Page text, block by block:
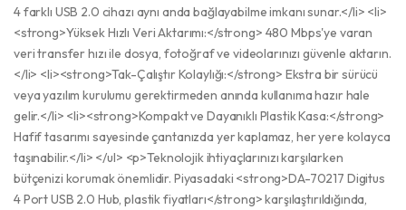
4 farklı USB 2.0 cihazı aynı anda bağlayabilme imkanı sunar.</li> <li>
<strong>Yüksek Hızlı Veri Aktarımı:</strong> 480 Mbps'ye varan
veri transfer hızı ile dosya, fotoğraf ve videolarınızı güvenle aktarın.
</li> <li><strong>Tak-Çalıştır Kolaylığı:</strong> Ekstra bir sürücü
veya yazılım kurulumu gerektirmeden anında kullanıma hazır hale
gelir.</li> <li><strong>Kompakt ve Dayanıklı Plastik Kasa:</strong>
Hafif tasarımı sayesinde çantanızda yer kaplamaz, her yere kolayca
taşınabilir.</li> </ul> <p>Teknolojik ihtiyaçlarınızı karşılarken
bütçenizi korumak önemlidir. Piyasadaki <strong>DA-70217 Digitus
4 Port USB 2.0 Hub, plastik fiyatları</strong> karşılaştırıldığında,